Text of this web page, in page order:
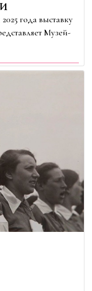
года выставку
Музей-